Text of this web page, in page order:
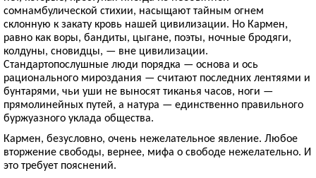
сомнамбулической стихии, насыщают тайным огнем
склонную к закату кровь нашей цивилизации. Но Кармен,
равно как воры, бандиты, цыгане, поэты, ночные бродяги,
колдуны, сновидцы, — вне цивилизации.
Стандартопослушные люди порядка — основа и ось
рационального мироздания — считают последних лентяями и
бунтарями, чьи уши не выносят тиканья часов, ноги —
прямолинейных путей, а натура — единственно правильного
буржуазного уклада общества.
Кармен, безусловно, очень нежелательное явление. Любое
вторжение свободы, вернее, мифа о свободе нежелательно. И
это требует пояснений.